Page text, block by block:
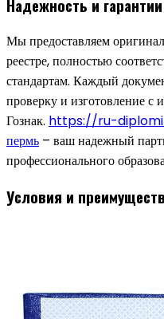
Надежность и гарантии
Мы предоставляем
реестре, полностью
стандартам. Каждый
проверку и изготовление с
Гознак. https://ru-
пермь – ваш надежный
профессионального
Условия и